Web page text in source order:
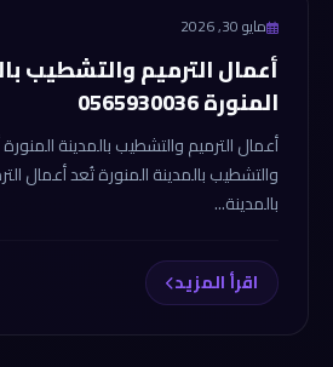
مايو 30, 2026
أعمال الترميم والتشطيب
المنورة 0565930036
أعمال الترميم والتشطيب بالمدينة
والتشطيب بالمدينة المنورة تُعد أعمال
بالمدينة...
اقرأ المزيد